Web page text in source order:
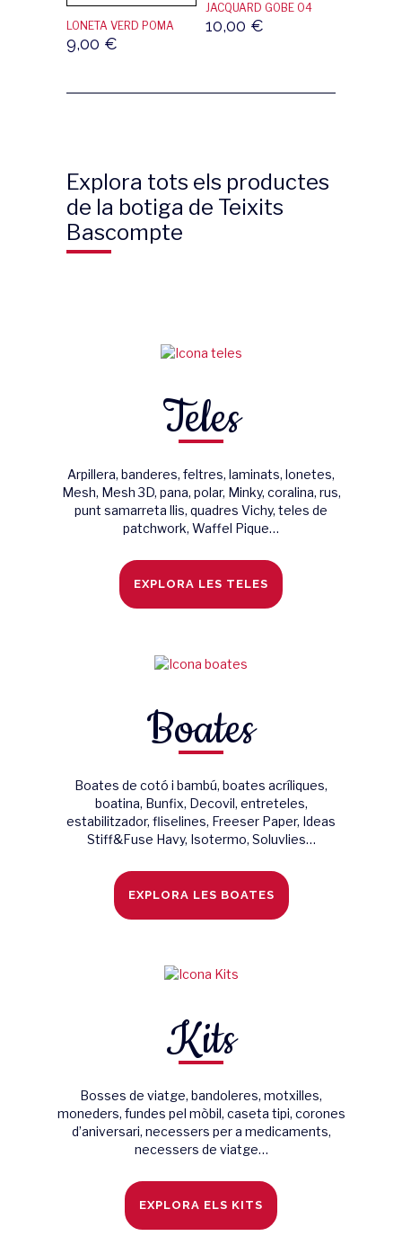
LONETA VERD POMA
9,00 €
JACQUARD GOBE 04
10,00 €
Explora tots els productes
de la botiga de Teixits
Bascompte
Teles
Arpillera, banderes, feltres, laminats, lonetes,
Mesh, Mesh 3D, pana, polar, Minky, coralina, rus,
punt samarreta llis, quadres Vichy, teles de
patchwork, Waffel Pique…
EXPLORA LES TELES
Boates
Boates de cotó i bambú, boates acríliques,
boatina, Bunfix, Decovil, entreteles,
estabilitzador, fliselines, Freeser Paper, Ideas
Stiff&Fuse Havy, Isotermo, Soluvlies…
EXPLORA LES BOATES
Kits
Bosses de viatge, bandoleres, motxilles,
moneders, fundes pel mòbil, caseta tipi, corones
d’aniversari, necessers per a medicaments,
necessers de viatge…
EXPLORA ELS KITS